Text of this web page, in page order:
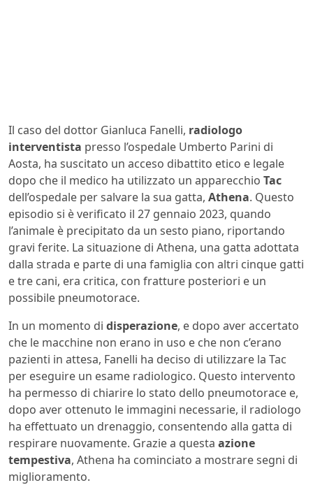
Il caso del dottor Gianluca Fanelli, radiologo
interventista presso l’ospedale Umberto Parini di
Aosta, ha suscitato un acceso dibattito etico e legale
dopo che il medico ha utilizzato un apparecchio Tac
dell’ospedale per salvare la sua gatta, Athena. Questo
episodio si è verificato il 27 gennaio 2023, quando
l’animale è precipitato da un sesto piano, riportando
gravi ferite. La situazione di Athena, una gatta adottata
dalla strada e parte di una famiglia con altri cinque gatti
e tre cani, era critica, con fratture posteriori e un
possibile pneumotorace.
In un momento di disperazione, e dopo aver accertato
che le macchine non erano in uso e che non c’erano
pazienti in attesa, Fanelli ha deciso di utilizzare la Tac
per eseguire un esame radiologico. Questo intervento
ha permesso di chiarire lo stato dello pneumotorace e,
dopo aver ottenuto le immagini necessarie, il radiologo
ha effettuato un drenaggio, consentendo alla gatta di
respirare nuovamente. Grazie a questa azione
tempestiva, Athena ha cominciato a mostrare segni di
miglioramento.